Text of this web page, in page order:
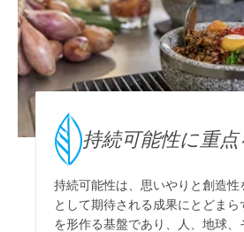
持続可能性に重点
持続可能性は、思いやりと創造性
として期待される成果にとどま
を形作る基盤であり、人、地球